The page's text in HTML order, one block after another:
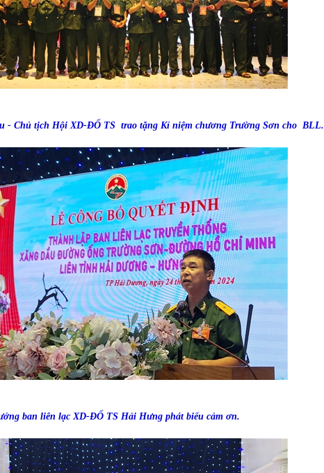
- Chủ tịch Hội XD-ĐỐ TS trao tặng Kỉ niệm chương Trường Sơn cho BLL.
ban liên lạc XD-ĐỐ TS Hải Hưng phát biểu cảm ơn.